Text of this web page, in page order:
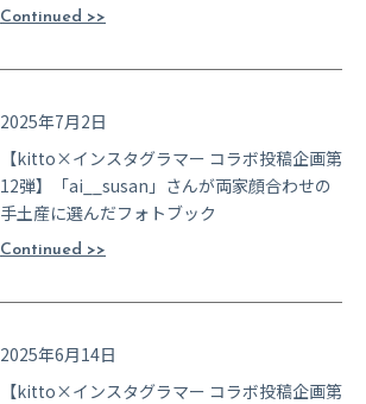
Continued >>
2025年7月2日
【kitto×インスタグラマー コラボ投稿企画第
12弾】「ai__susan」さんが両家顔合わせの
手土産に選んだフォトブック
Continued >>
2025年6月14日
【kitto×インスタグラマー コラボ投稿企画第